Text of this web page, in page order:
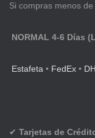
Si compras menos
NORMAL 4-6 Días
Estafeta • FedEx •
✔ Tarjetas de